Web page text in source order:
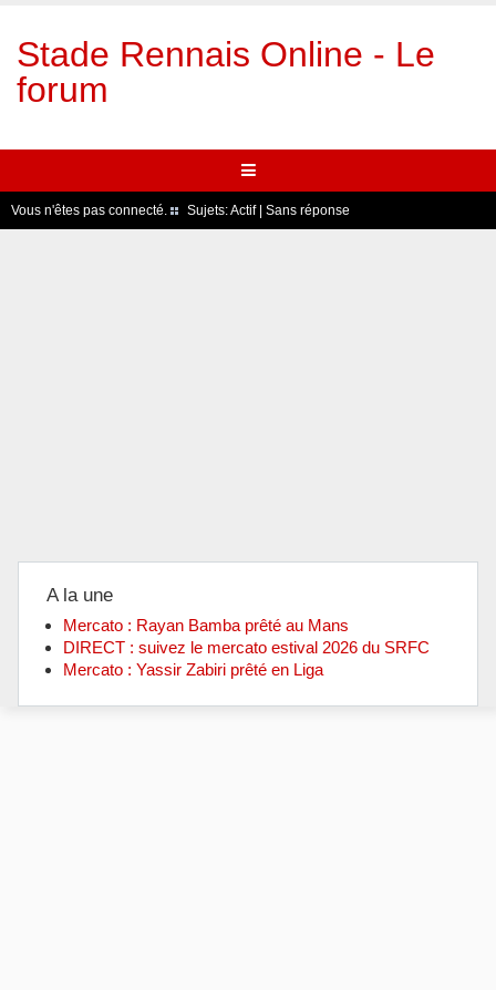
Stade Rennais Online - Le
forum
Vous n'êtes pas connecté. Sujets:Actif| Sans réponse
A la une
Mercato : Rayan Bamba prêté au Mans
DIRECT : suivez le mercato estival 2026 du SRFC
Mercato : Yassir Zabiri prêté en Liga